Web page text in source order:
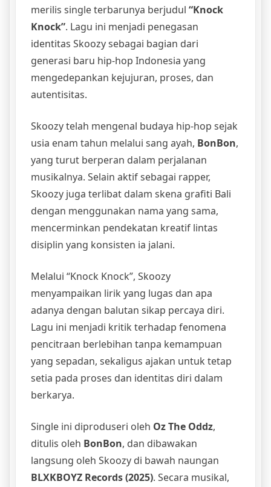
merilis single terbarunya berjudul “Knock
Knock”. Lagu ini menjadi penegasan
identitas Skoozy sebagai bagian dari
generasi baru hip-hop Indonesia yang
mengedepankan kejujuran, proses, dan
autentisitas.
Skoozy telah mengenal budaya hip-hop sejak
usia enam tahun melalui sang ayah, BonBon,
yang turut berperan dalam perjalanan
musikalnya. Selain aktif sebagai rapper,
Skoozy juga terlibat dalam skena grafiti Bali
dengan menggunakan nama yang sama,
mencerminkan pendekatan kreatif lintas
disiplin yang konsisten ia jalani.
Melalui “Knock Knock”, Skoozy
menyampaikan lirik yang lugas dan apa
adanya dengan balutan sikap percaya diri.
Lagu ini menjadi kritik terhadap fenomena
pencitraan berlebihan tanpa kemampuan
yang sepadan, sekaligus ajakan untuk tetap
setia pada proses dan identitas diri dalam
berkarya.
Single ini diproduseri oleh Oz The Oddz,
ditulis oleh BonBon, dan dibawakan
langsung oleh Skoozy di bawah naungan
BLXKBOYZ Records (2025). Secara musikal,